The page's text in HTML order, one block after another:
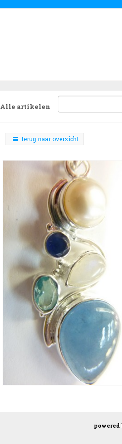
Alle artikelen
terug naar overzicht
powered